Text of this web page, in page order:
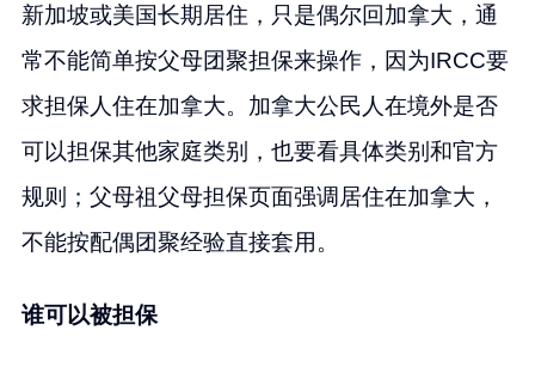
新加坡或美国长期居住，只是偶尔回加拿大，通
常不能简单按父母团聚担保来操作，因为IRCC要
求担保人住在加拿大。加拿大公民人在境外是否
可以担保其他家庭类别，也要看具体类别和官方
规则；父母祖父母担保页面强调居住在加拿大，
不能按配偶团聚经验直接套用。
谁可以被担保